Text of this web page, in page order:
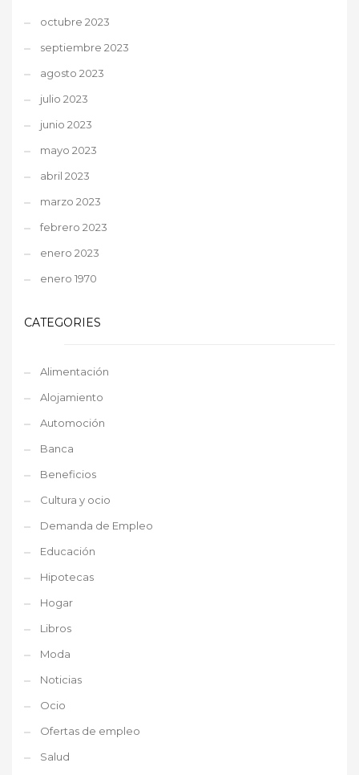
octubre 2023
septiembre 2023
agosto 2023
julio 2023
junio 2023
mayo 2023
abril 2023
marzo 2023
febrero 2023
enero 2023
enero 1970
CATEGORIES
Alimentación
Alojamiento
Automoción
Banca
Beneficios
Cultura y ocio
Demanda de Empleo
Educación
Hipotecas
Hogar
Libros
Moda
Noticias
Ocio
Ofertas de empleo
Salud